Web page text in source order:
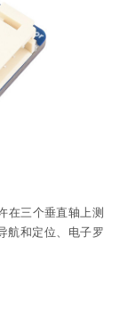
在三个垂直轴上测
航和定位、电子罗